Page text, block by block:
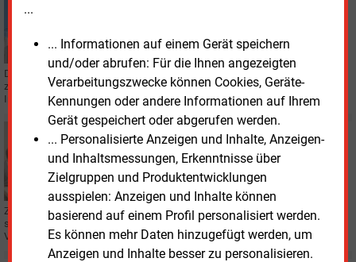
...
... Informationen auf einem Gerät speichern
und/oder abrufen: Für die Ihnen angezeigten
Verarbeitungszwecke können Cookies, Geräte-
Kennungen oder andere Informationen auf Ihrem
Gerät gespeichert oder abgerufen werden.
... Personalisierte Anzeigen und Inhalte, Anzeigen-
und Inhaltsmessungen, Erkenntnisse über
Zielgruppen und Produktentwicklungen
ausspielen: Anzeigen und Inhalte können
basierend auf einem Profil personalisiert werden.
Es können mehr Daten hinzugefügt werden, um
Anzeigen und Inhalte besser zu personalisieren.
Der Industriegasehersteller Air Liquide vertreibt erstmals RFNBO-
zertifizierten Wasserstoff aus Oberhausen für Mobilitäts- und
Industriekunden in Deutschland.
WINDKRAFT
Militärs testen Höhen-Windkraft
Zwei Entwickler von Windkraft-Drachen melden Erfolge. Gleichzeitig klagen
sie, dass ihre Technologie im politischen Windschatten ist, und finden im
VDMA Power Systems einen Verbündeten.